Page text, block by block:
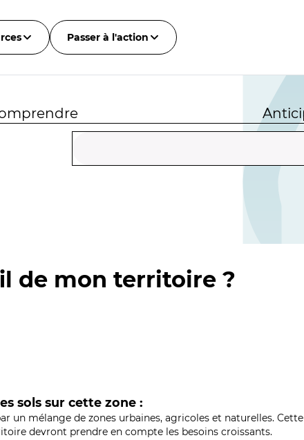
Passer à l'action
de mon territoire ?
sols sur cette zone :
un mélange de zones urbaines, agricoles et naturelles. Cette
devront prendre en compte les besoins croissants.